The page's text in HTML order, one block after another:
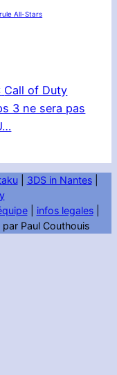
All-Stars
Call of Duty
3 ne sera pas
| 3DS in Nantes|
| infos legales|
Paul Couthouis